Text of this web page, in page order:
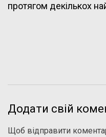
протягом декількох
Додати свій
Щоб відправити